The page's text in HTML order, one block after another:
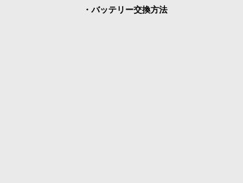
・バッテリー交換方法